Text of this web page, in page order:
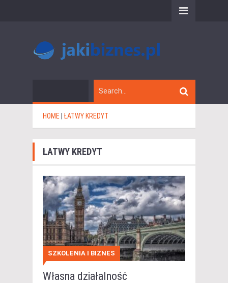
HOME ŁATWY KREDYT
ŁATWY KREDYT
SZKOLENIA I BIZNES
Własna działalność